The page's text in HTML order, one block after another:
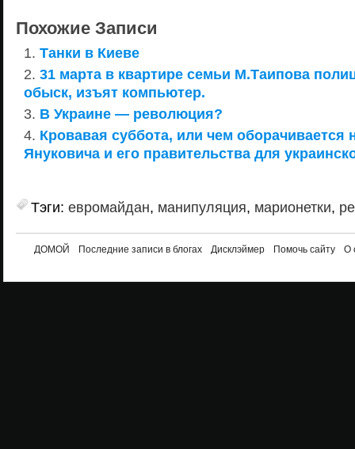
Похожие Записи
Танки в Киеве
31 марта в квартире семьи М.Таипова
обыск, изъят компьютер.
В Украине — революция?
Кровавая суббота, или чем оборачивается
Януковича и его правительства для
Тэги: евромайдан, манипуляция, марионетки,
ДОМОЙ Последние записи в блогах Дисклэймер Помочь сайту О